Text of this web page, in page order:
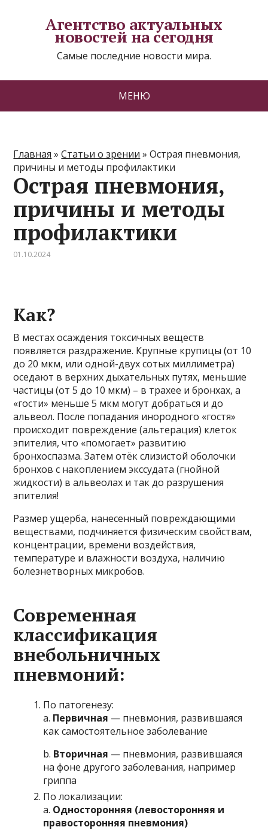
Агентство актуальных
новостей на сегодня
Самые последние новости мира.
МЕНЮ
Главная »Статьи о зрении »Острая пневмония,
причины и методы профилактики
Острая пневмония,
причины и методы
профилактики
01.10.2024
Как?
В местах осаждения токсичных веществ
появляется раздражение. Крупные крупицы (от 10
до 20 мкм, или одной-двух сотых миллиметра)
оседают в верхних дыхательных путях, меньшие
частицы (от 5 до 10 мкм) – в трахее и бронхах, а
«гости» меньше 5 мкм могут добраться и до
альвеол. После попадания инородного «гостя»
происходит повреждение (альтерация) клеток
эпителия, что «помогает» развитию
бронхоспазма. Затем отёк слизистой оболочки
бронхов с накоплением экссудата (гнойной
жидкости) в альвеолах и так до разрушения
эпителия!
Размер ущерба, нанесенный повреждающими
веществами, подчиняется физическим свойствам,
концентрации, времени воздействия,
температуре и влажности воздуха, наличию
болезнетворных микробов.
Современная
классификация
внебольничных
пневмоний:
По патогенезу:
a. Первичная — пневмония, развившаяся
как самостоятельное заболевание
b. Вторичная — пневмония, развившаяся
на фоне другого заболевания, например
гриппа
По локализации:
a. Односторонняя (левосторонняя и
правосторонняя пневмония)